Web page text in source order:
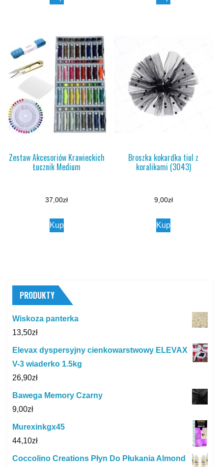
Zestaw Akcesoriów Krawieckich
Łucznik Medium
37,00zł
Kup
Broszka kokardka tiul z
koralikami (3043)
9,00zł
Kup
PRODUKTY
Wiskoza panterka
13,50zł
Elevax dyspersyjny cienkowarstwowy ELEVAX
V-3 wiaderko 1.5kg
26,90zł
Bawega Memory Czarny
9,00zł
Murexinkgx45
44,10zł
Coccolino Creations Płyn Do Płukania Almond